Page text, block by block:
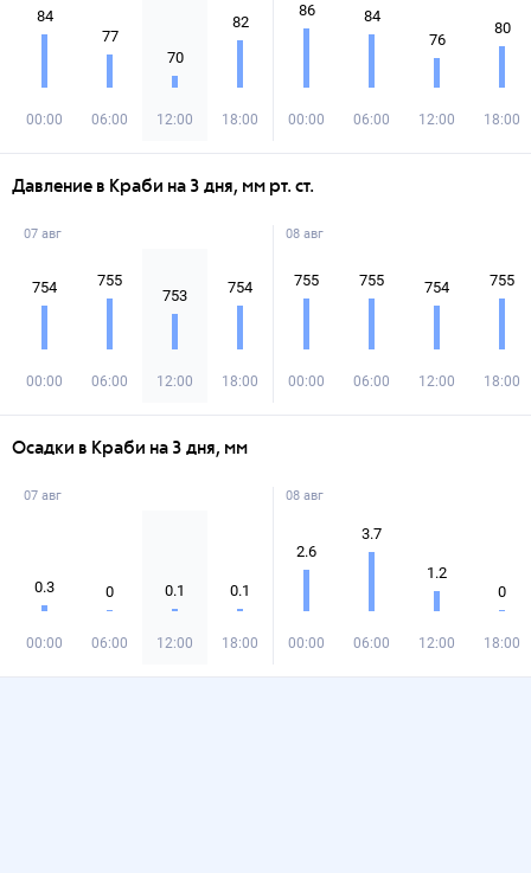
84
00:00
77
06:00
70
12:00
82
18:00
86
00:00
84
06:00
76
12:00
80
18:00
Давление в Краби на 3 дня, мм рт. ст.
07 авг
754
00:00
755
06:00
753
12:00
754
18:00
08 авг
755
00:00
755
06:00
754
12:00
755
18:00
Осадки в Краби на 3 дня, мм
07 авг
0.3
00:00
0
06:00
0.1
12:00
0.1
18:00
08 авг
2.6
00:00
3.7
06:00
1.2
12:00
0
18:00